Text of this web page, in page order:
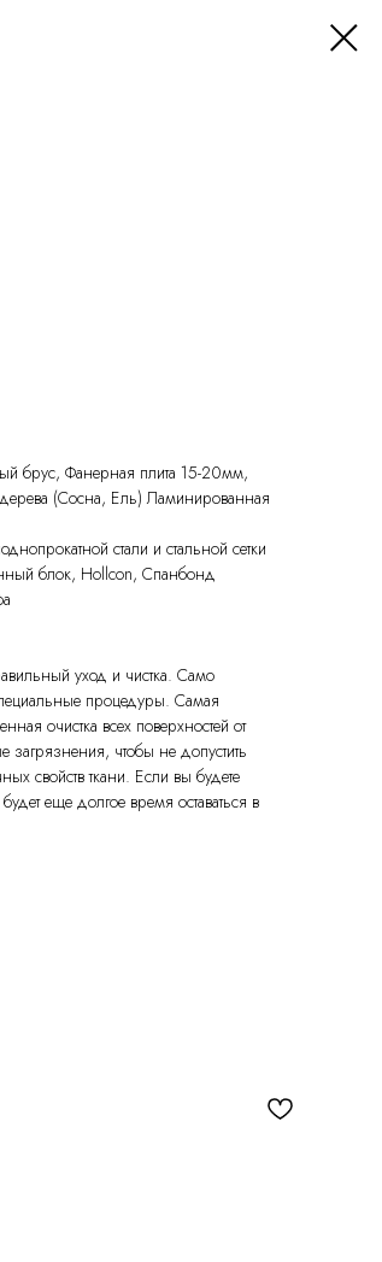
брус, Фанерная плита 15-20мм,
(Сосна, Ель) Ламинированная
стали и стальной сетки
блок, Hollcon, Спанбонд
уход и чистка. Само
процедуры. Самая
очистка всех поверхностей от
чтобы не допустить
свойств ткани. Если вы будете
еще долгое время оставаться в